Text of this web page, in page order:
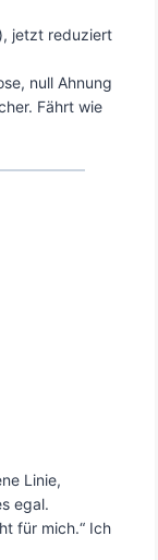
jetzt reduziert
null Ahnung
Fährt wie
Linie,
egal.
für mich.“ Ich